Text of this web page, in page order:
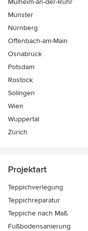
Münster
Nürnberg
Offenbach-am-Main
Osnabrück
Potsdam
Rostock
Solingen
Wien
Wuppertal
Zürich
Projektart
Teppichverlegung
Teppichreparatur
Teppiche nach Maß
Fußbodensanierung